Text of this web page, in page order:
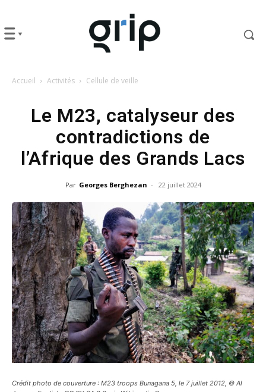
Accueil Activités Cellule de veille
Le M23, catalyseur des
contradictions de
l’Afrique des Grands Lacs
Par Georges Berghezan - 22 juillet 2024
Crédit photo de couverture : M23 troops Bunagana 5, le 7 juillet 2012, © Al